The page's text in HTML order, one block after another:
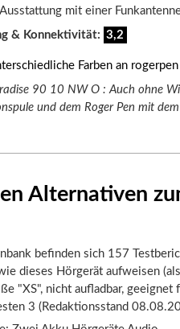
mit einer
& Konnektivität: 3,2
90 10 NW O : Auch ohne
und dem Roger Pen mit
Alternativen
befinden sich 157
dieses Hörgerät aufweisen
"XS", nicht aufladbar,
3 (Redaktionsstand